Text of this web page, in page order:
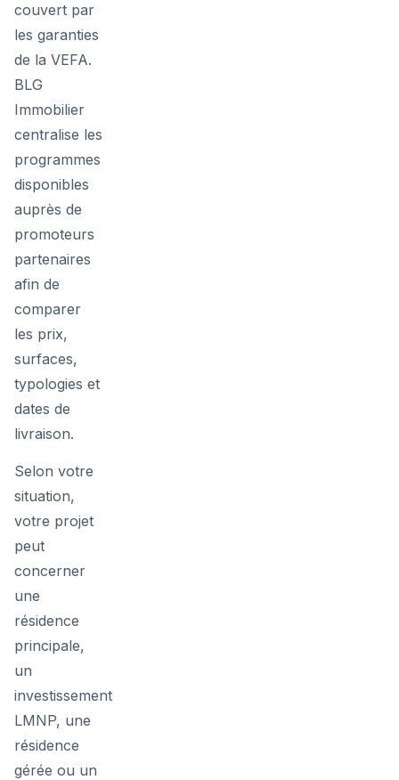
couvert par
les garanties
de la VEFA.
BLG
Immobilier
centralise les
programmes
disponibles
auprès de
promoteurs
partenaires
afin de
comparer
les prix,
surfaces,
typologies et
dates de
livraison.
Selon votre
situation,
votre projet
peut
concerner
une
résidence
principale,
un
investissement
LMNP, une
résidence
gérée ou un